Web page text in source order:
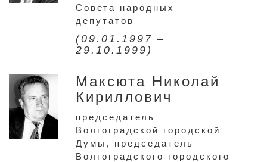
Совета народных
депутатов
(09.01.1997 –
29.10.1999)
Максюта Николай
Кириллович
председатель
Волгоградской городской
Думы, председатель
Волгоградского городского